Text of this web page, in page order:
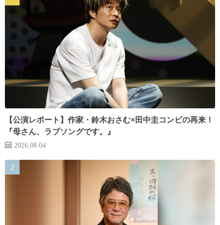
【公演レポート】作家・鈴木おさむ×田中圭コンビの再来！
『母さん、ラブソングです。』
2026.08.04